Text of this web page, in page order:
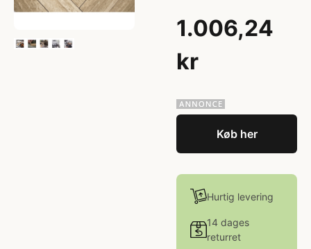
1.006,24
kr
Køb her
Hurtig levering
14 dages
returret